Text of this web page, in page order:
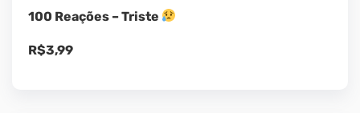
100 Reações – Triste
R$3,99